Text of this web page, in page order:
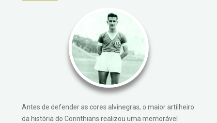
Antes de defender as cores alvinegras, o maior artilheiro
da história do Corinthians realizou uma memorável